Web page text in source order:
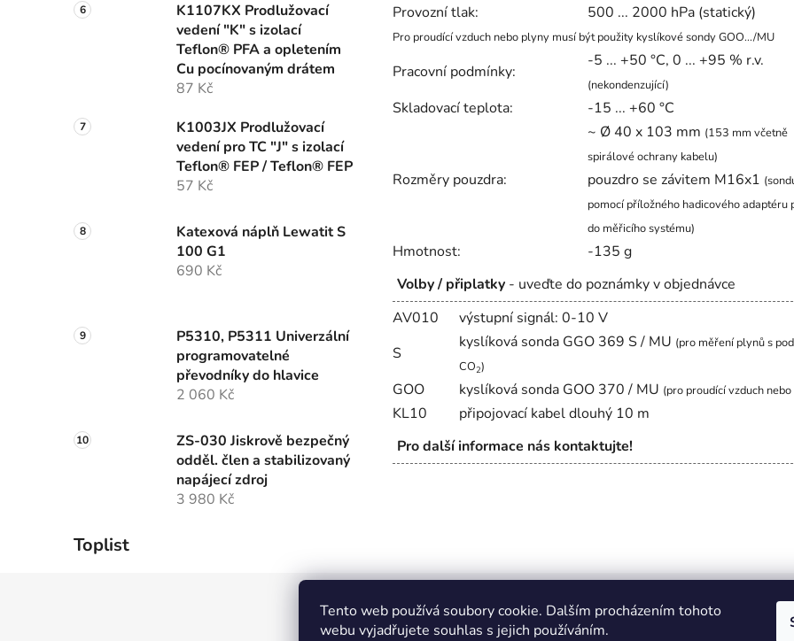
Tento web používá soubory cookie. Dalším procházením tohoto
webu vyjadřujete souhlas s jejich používáním.
K1107KX Prodlužovací
vedení "K" s izolací
Teflon® PFA a opletením
Cu pocínovaným drátem
87 Kč
K1003JX Prodlužovací
vedení pro TC "J" s izolací
Teflon® FEP / Teflon® FEP
57 Kč
Katexová náplň Lewatit S
100 G1
690 Kč
P5310, P5311 Univerzální
programovatelné
převodníky do hlavice
2 060 Kč
ZS-030 Jiskrově bezpečný
odděl. člen a stabilizovaný
napájecí zdroj
3 980 Kč
Toplist
Provozní tlak:
500 ... 2000 hPa (statický)
Pro proudící vzduch nebo plyny musí být použity kyslíkové sondy GOO.../MU
Pracovní podmínky:
-5 ... +50 °C, 0 ... +95 % r.v.
(nekondenzující)
Skladovací teplota: -15 ... +60 °C
Rozměry pouzdra:
~ Ø 40 x 103 mm (153 mm včetně
spirálové ochrany kabelu)
pouzdro se závitem M16x1
pomocí příložného hadicového adaptéru
do měřicího systému)
Hmotnost:
-135 g
Volby / připlatky - uveďte do poznámky v objednávce
AV010
výstupní signál: 0-10 V
S
kyslíková sonda GGO 369 S / MU (pro měření plynů s
CO2)
GOO kyslíková sonda GOO 370 / MU (pro proudící vzduch
KL10
připojovací kabel dlouhý 10 m
Pro další informace nás kontaktujte!
Zboží.cz Heureka.cz